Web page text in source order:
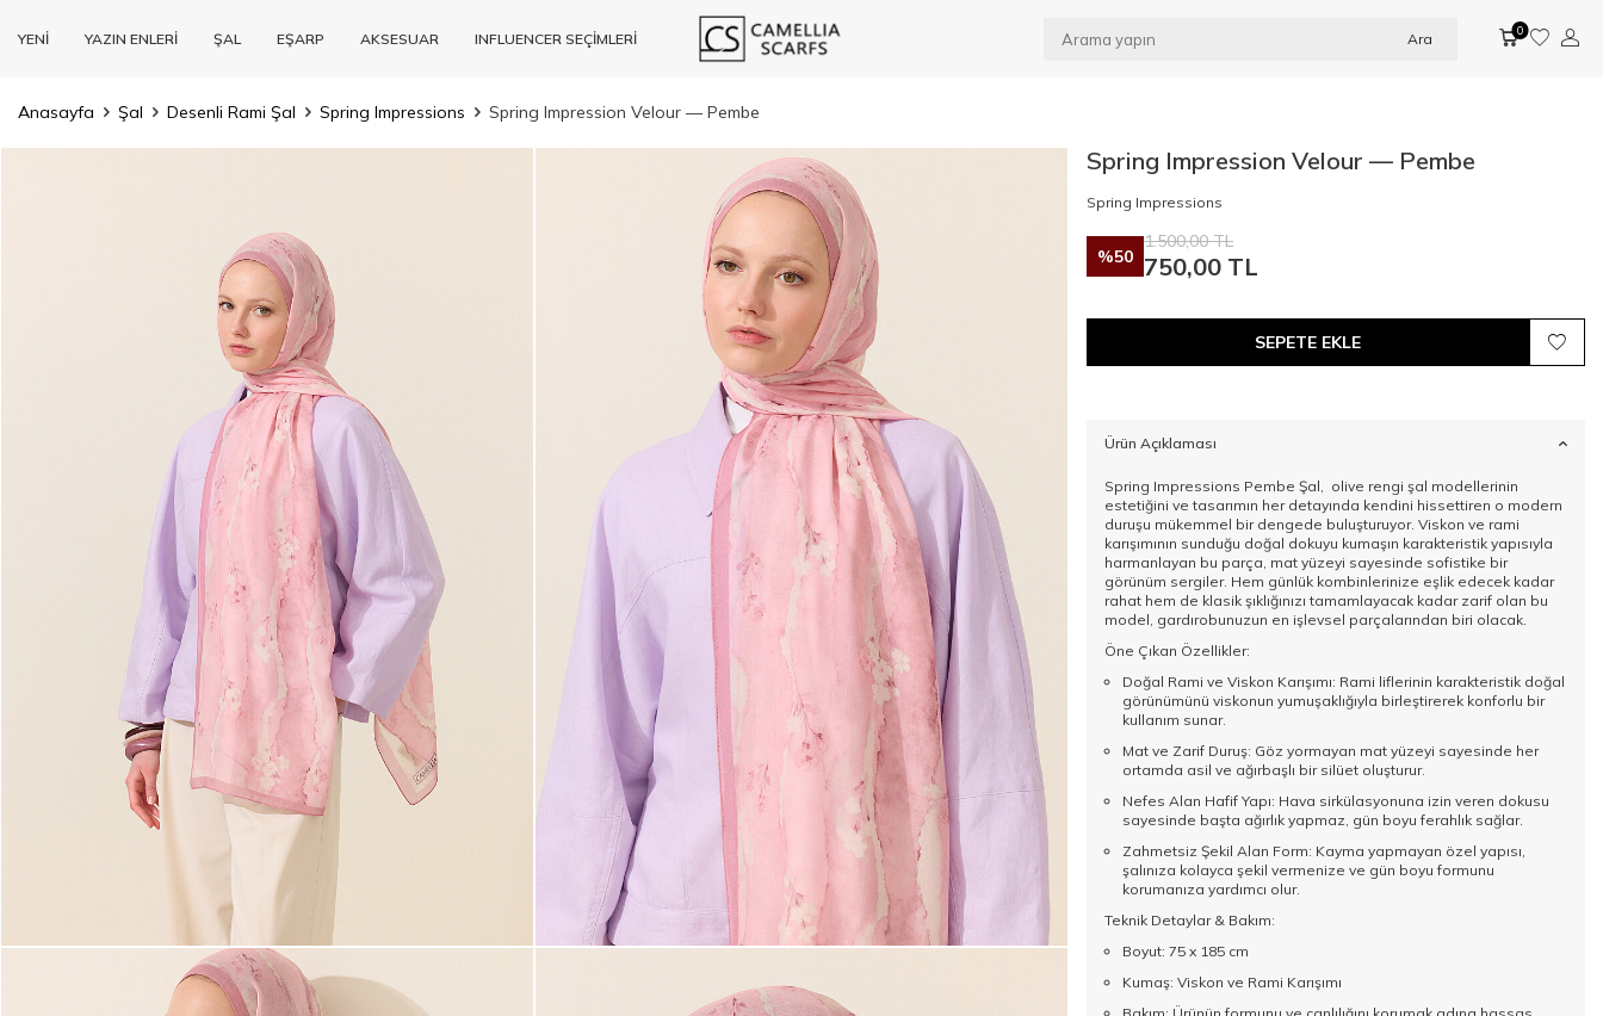
YENİ YAZIN ENLERİ ŞAL EŞARP AKSESUAR INFLUENCER SEÇİMLERİ Ara 0
Anasayfa Şal Desenli Rami Şal Spring Impressions Spring Impression Velour — Pembe
Spring Impression Velour — Pembe
Spring Impressions
%50
1.500,00TL
750,00 TL
SEPETE EKLE
Ürün Açıklaması
Spring Impressions Pembe Şal, olive rengi şal modellerinin
estetiğini ve tasarımın her detayında kendini hissettiren o modern
duruşu mükemmel bir dengede buluşturuyor. Viskon ve rami
karışımının sunduğu doğal dokuyu kumaşın karakteristik yapısıyla
harmanlayan bu parça, mat yüzeyi sayesinde sofistike bir
görünüm sergiler. Hem günlük kombinlerinize eşlik edecek kadar
rahat hem de klasik şıklığınızı tamamlayacak kadar zarif olan bu
model, gardırobunuzun en işlevsel parçalarından biri olacak.
Öne Çıkan Özellikler:
Doğal Rami ve Viskon Karışımı: Rami liflerinin karakteristik doğal
görünümünü viskonun yumuşaklığıyla birleştirerek konforlu bir
kullanım sunar.
Mat ve Zarif Duruş: Göz yormayan mat yüzeyi sayesinde her
ortamda asil ve ağırbaşlı bir silüet oluşturur.
Nefes Alan Hafif Yapı: Hava sirkülasyonuna izin veren dokusu
sayesinde başta ağırlık yapmaz, gün boyu ferahlık sağlar.
Zahmetsiz Şekil Alan Form: Kayma yapmayan özel yapısı,
şalınıza kolayca şekil vermenize ve gün boyu formunu
korumanıza yardımcı olur.
Teknik Detaylar & Bakım:
Boyut: 75 x 185 cm
Kumaş: Viskon ve Rami Karışımı